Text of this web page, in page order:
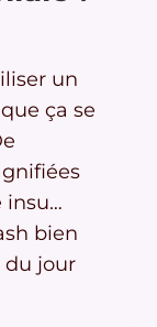
un
ça se
insu…
bien
du jour